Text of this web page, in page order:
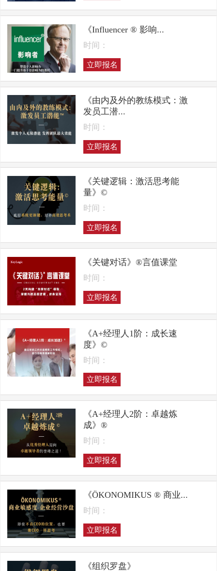
《Influencer ® 影响...
时间：
立即报名
《由内及外的教练模式：激
发员工潜...
时间：
立即报名
《关键逻辑：激活思考能
量》©
时间：
立即报名
《关键对话》®言值课堂
时间：
立即报名
《A+经理人1阶：成长速
度》©
时间：
立即报名
《A+经理人2阶：卓越炼
成》®
时间：
立即报名
《ÖKONOMIKUS ® 商业...
时间：
立即报名
《组织罗盘》